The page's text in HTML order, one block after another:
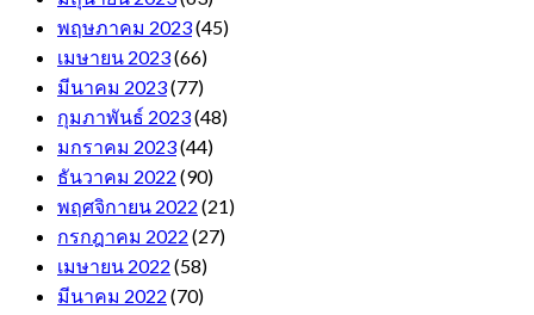
พฤษภาคม 2023(45)
เมษายน 2023(66)
มีนาคม 2023(77)
กุมภาพันธ์ 2023(48)
มกราคม 2023(44)
ธันวาคม 2022 (90)
พฤศจิกายน 2022 (21)
กรกฎาคม 2022 (27)
เมษายน 2022 (58)
มีนาคม 2022 (70)